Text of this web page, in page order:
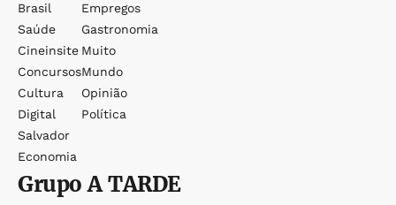
Brasil
Saúde
Cineinsite
Concursos
Cultura
Digital
Salvador
Economia
Empregos
Gastronomia
Muito
Mundo
Opinião
Política
GrupoA TARDE